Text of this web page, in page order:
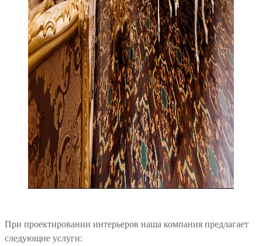
При проектировании интерьеров наша компания предлагает
следующие услуги: